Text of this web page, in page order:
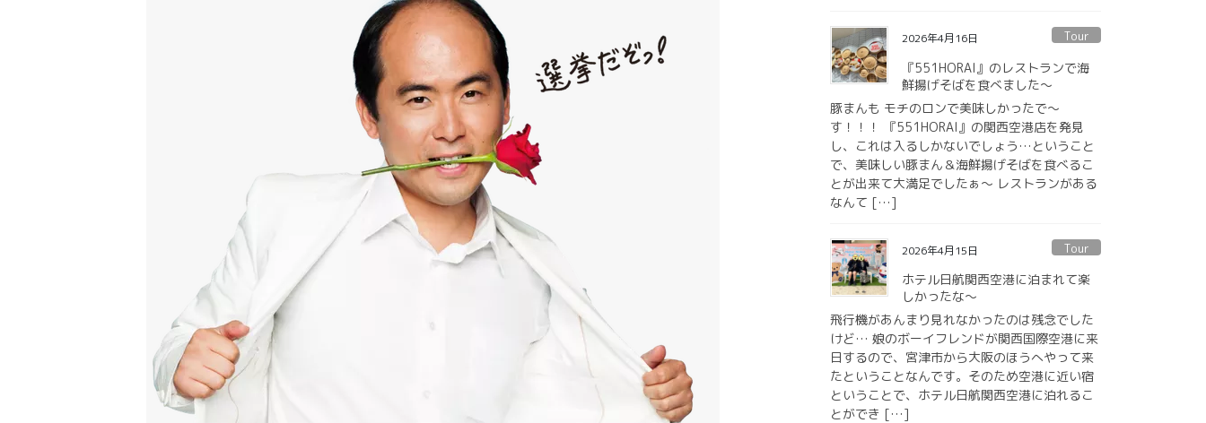
2026年4月16日 Tour
『551HORAI』のレストランで海
鮮揚げそばを食べました〜
豚まんも モチのロンで美味しかったで〜
す！！！ 『551HORAI』の関西空港店を発見
し、これは入るしかないでしょう…ということ
で、美味しい豚まん＆海鮮揚げそばを食べるこ
とが出来て大満足でしたぁ〜 レストランがある
なんて […]
2026年4月15日 Tour
ホテル日航関西空港に泊まれて楽
しかったな〜
飛行機があんまり見れなかったのは残念でした
けど… 娘のボーイフレンドが関西国際空港に来
日するので、宮津市から大阪のほうへやって来
たということなんです。そのため空港に近い宿
ということで、ホテル日航関西空港に泊れるこ
とができ […]